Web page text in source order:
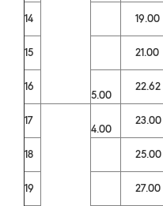
14
19.00
15
21.00
16
5.00
22.62
17
4.00
23.00
18
25.00
19
27.00